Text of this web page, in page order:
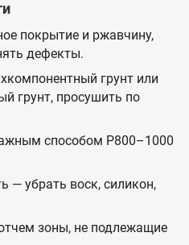
покрытие и ржавчину,
дефекты.
грунт или
грунт, просушить по
способом P800–1000
— убрать воск, силикон,
зоны, не подлежащие